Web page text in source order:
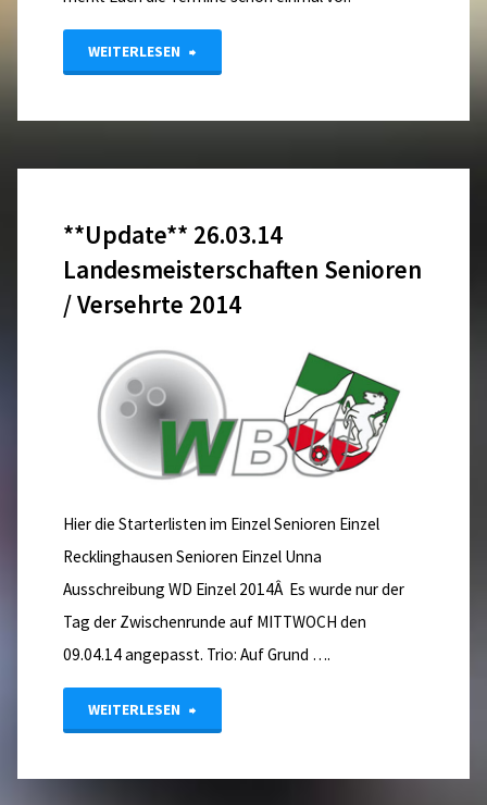
WEITERLESEN "Verbandstag
**Update** 26.03.14
Landesmeisterschaften Senioren
/ Versehrte 2014
Hier die Starterlisten im Einzel Senioren Einzel
Recklinghausen Senioren Einzel Unna
Ausschreibung WD Einzel 2014Â Es wurde nur der
Tag der Zwischenrunde auf MITTWOCH den
09.04.14 angepasst. Trio: Auf Grund ….
WEITERLESEN "**Update**